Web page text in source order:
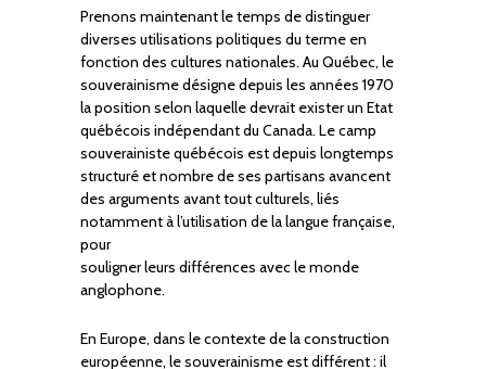
Prenons maintenant le temps de distinguer
diverses utilisations politiques du terme en
fonction des cultures nationales. Au Québec, le
souverainisme désigne depuis les années 1970
la position selon laquelle devrait exister un Etat
québécois indépendant du Canada. Le camp
souverainiste québécois est depuis longtemps
structuré et nombre de ses partisans avancent
des arguments avant tout culturels, liés
notamment à l’utilisation de la langue française,
pour
souligner leurs différences avec le monde
anglophone.
En Europe, dans le contexte de la construction
européenne, le souverainisme est différent : il